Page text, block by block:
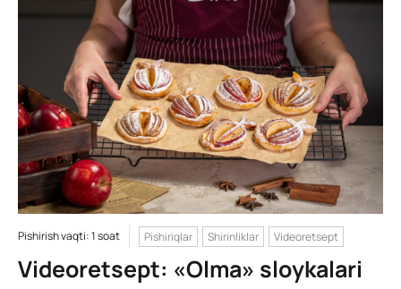
Pishirish vaqti: 1 soat Pishiriqlar Shirinliklar Videoretsept
Videoretsept: «Olma» sloykalari